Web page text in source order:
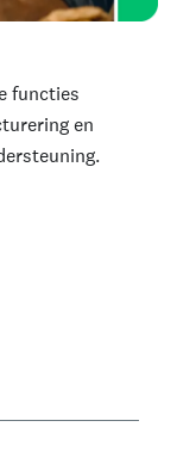
functies
en